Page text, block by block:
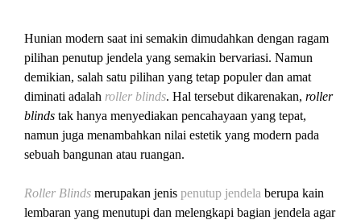
Hunian modern saat ini semakin dimudahkan dengan ragam
pilihan penutup jendela yang semakin bervariasi. Namun
demikian, salah satu pilihan yang tetap populer dan amat
diminati adalah roller blinds. Hal tersebut dikarenakan, roller
blinds tak hanya menyediakan pencahayaan yang tepat,
namun juga menambahkan nilai estetik yang modern pada
sebuah bangunan atau ruangan.
Roller Blinds merupakan jenis penutup jendela berupa kain
lembaran yang menutupi dan melengkapi bagian jendela agar